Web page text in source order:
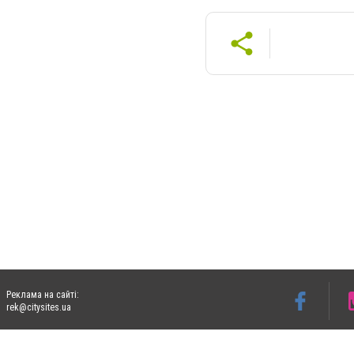
Реклама на сайті:
rek@citysites.ua